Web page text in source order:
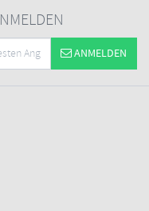
ANMELDEN